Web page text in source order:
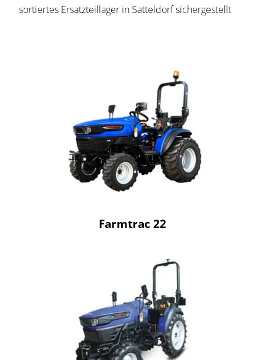
sortiertes Ersatzteillager in Satteldorf sichergestellt
Farmtrac 22